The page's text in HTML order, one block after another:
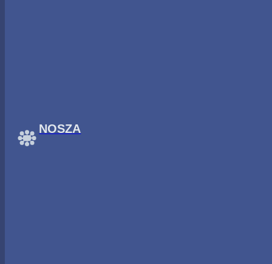
NOSZA